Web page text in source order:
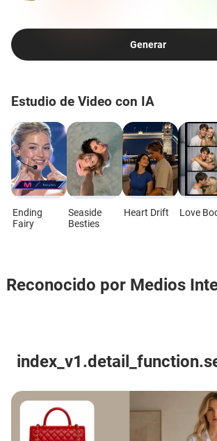
Generar
Estudio de Video con IA
Ending
Fairy
Seaside
Besties
Heart Drift Love
Reconocido por Medios